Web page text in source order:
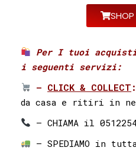
SHOP
Per I tuoi
i seguenti servizi:⁣ ⁣
– CLICK & COLLECT
da casa e ritiri in
– CHIAMA il
– SPEDIAMO in